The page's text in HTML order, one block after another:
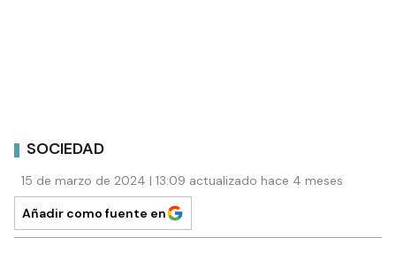
SOCIEDAD
15 de marzo de 2024 | 13:09 actualizado hace 4 meses
Añadir como fuente en